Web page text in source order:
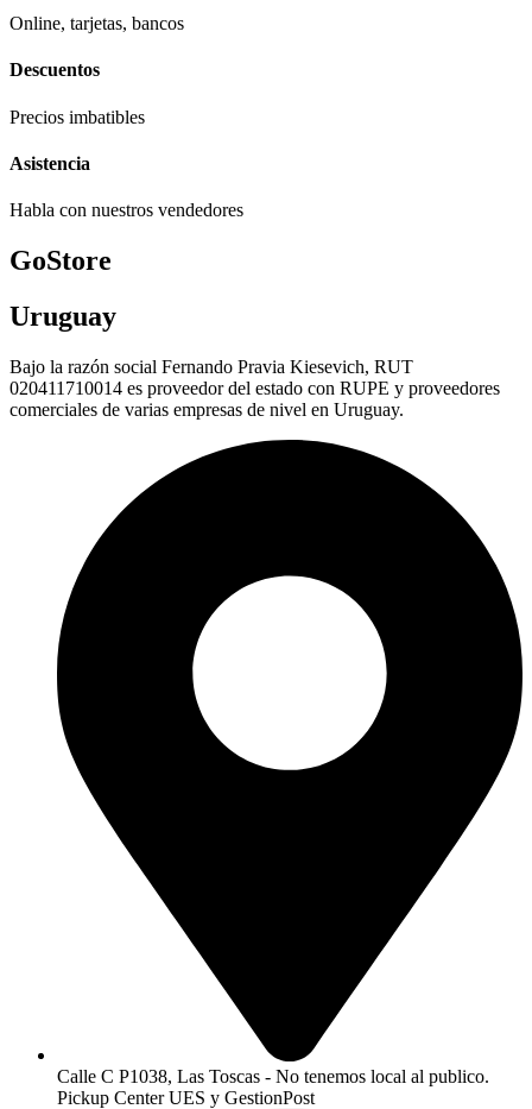
Online, tarjetas, bancos
Descuentos
Precios imbatibles
Asistencia
Habla con nuestros vendedores
GoStore
Uruguay
Bajo la razón social Fernando Pravia Kiesevich, RUT
020411710014 es proveedor del estado con RUPE y proveedores
comerciales de varias empresas de nivel en Uruguay.
Calle C P1038, Las Toscas - No tenemos local al publico.
Pickup Center UES y GestionPost